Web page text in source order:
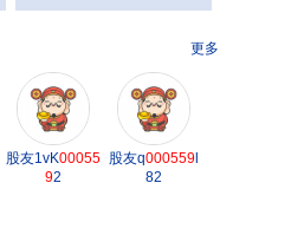
更多
股友1vK00055
92
股友q000559
82